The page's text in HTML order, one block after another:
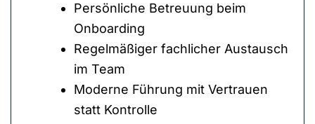
Persönliche Betreuung beim
Onboarding
Regelmäßiger fachlicher Austausch
im Team
Moderne Führung mit Vertrauen
statt Kontrolle